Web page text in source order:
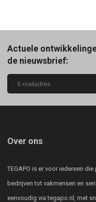
Actuele
de nieuwsbrief:
Over ons
TEGAPO is er voor iedereen
bedrijven tot vakmensen en
eenvoudig via tegapo.nl, met